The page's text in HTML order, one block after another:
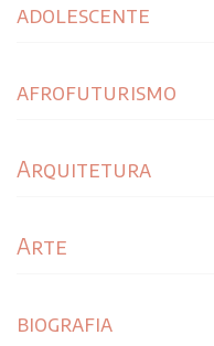
adolescente
afrofuturismo
Arquitetura
Arte
biografia